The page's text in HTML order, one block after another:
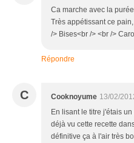
Ca marche avec la
Très appétissant ce
/> Bises<br /> <br />
Répondre
C Cooknoyume 13/02/
En lisant le titre j'étais
déjà vu cette recette
définitive ça à l'air très